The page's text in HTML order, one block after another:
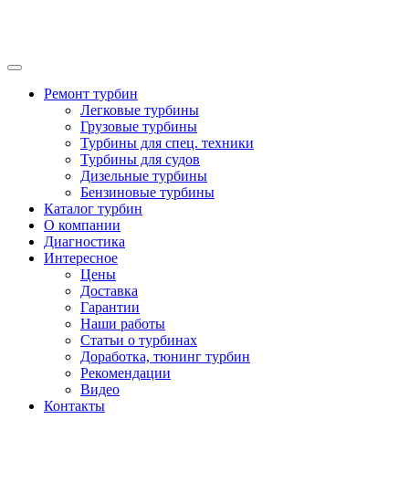
Ремонт турбин
Легковые турбины
Грузовые турбины
Турбины для спец. техники
Турбины для судов
Дизельные турбины
Бензиновые турбины
Каталог турбин
О компании
Диагностика
Интересное
Цены
Доставка
Гарантии
Наши работы
Статьи о турбинах
Доработка, тюнинг турбин
Рекомендации
Видео
Контакты